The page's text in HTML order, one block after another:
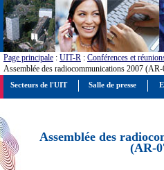
Page principale : UIT-R : Conférences et
Assemblée des radiocommunications 2007
Assemblée des
(AR-
Secteurs de l'UIT Salle de presse